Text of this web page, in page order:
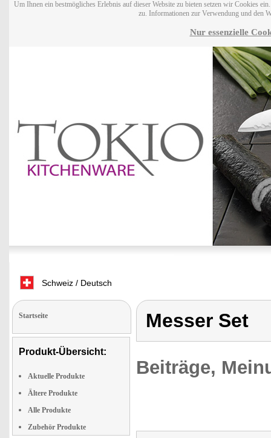
Um Ihnen ein bestmögliches Erlebnis auf dieser Website zu bieten setzen wir Cookies
zu. Informationen zur Verwendung und den
Nur essenzielle
Schweiz / Deutsch
Startseite
Produkt-Übersicht:
Aktuelle Produkte
Ältere Produkte
Alle Produkte
Zubehör Produkte
Messer Set
Beiträge,